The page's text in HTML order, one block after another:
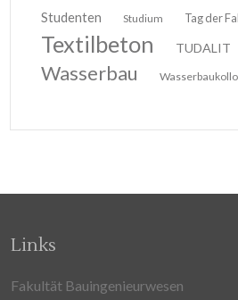
Studenten Studium Tag der
Textilbeton TUDALIT
Wasserbau
Links
Fakultät Bauingenieurwesen